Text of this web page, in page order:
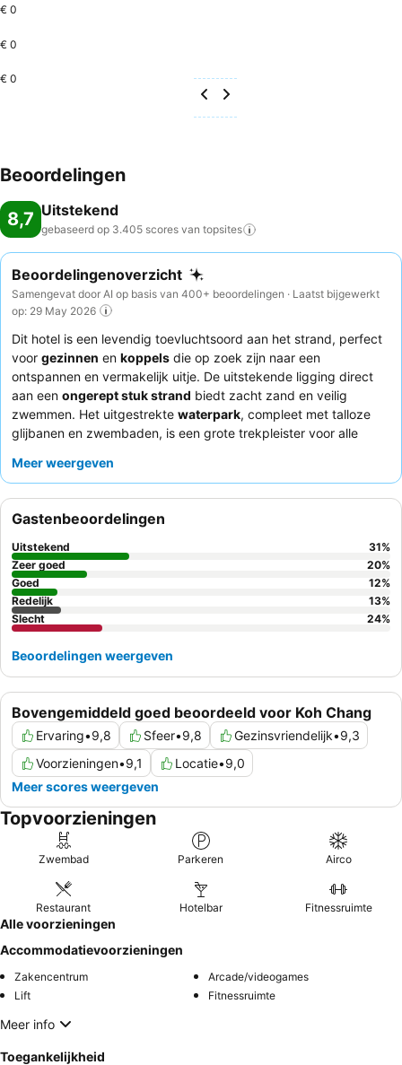
€ 0
€ 0
€ 0
Beoordelingen
8,7 Uitstekend
gebaseerd op 3.405 scores van topsites
Beoordelingenoverzicht
Samengevat door AI op basis van 400+ beoordelingen · Laatst bijgewerkt
op: 29 May 2026
Dit hotel is een levendig toevluchtsoord aan het strand, perfect
voor gezinnen en koppels die op zoek zijn naar een
ontspannen en vermakelijk uitje. De uitstekende ligging direct
aan een ongerept stuk strand biedt zacht zand en veilig
zwemmen. Het uitgestrekte waterpark, compleet met talloze
glijbanen en zwembaden, is een grote trekpleister voor alle
en het gevarieerde
strandvilla's met zwembad
en een prachtig uitzicht.
Meer weergeven
Bovengemiddeld goed beoordeeld voor Koh Chang
Ervaring•9,8 Sfeer•9,8 Gezinsvriendelijk•9,3
Voorzieningen•9,1 Locatie•9,0
Meer scores weergeven
Gastenbeoordelingen
Uitstekend 31%
Zeer goed
20%
Goed
12%
Redelijk
13%
Slecht
24%
Beoordelingen weergeven
Topvoorzieningen
Zwembad Parkeren Airco
Restaurant Hotelbar Fitnessruimte
Alle voorzieningen
Accommodatievoorzieningen
Zakencentrum
Arcade/videogames
Lift
Fitnessruimte
Meer info
Toegankelijkheid